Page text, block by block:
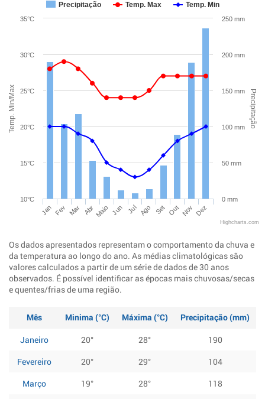
Temp. Min/Max Precipitação
Precipitação Temp. Max Temp. Min
Jan Fev Mar Abr Maio Jun Jul Ago Set Out Nov Dez
10°C
15°C
20°C
25°C
30°C
35°C
0 mm
50 mm
100 mm
150 mm
200 mm
250 mm
Highcharts.com
Os dados apresentados representam o comportamento da chuva e
da temperatura ao longo do ano. As médias climatológicas são
valores calculados a partir de um série de dados de 30 anos
observados. É possível identificar as épocas mais chuvosas/secas
e quentes/frias de uma região.
Mês Minima (°C) Máxima (°C)
Precipitação (mm)
Janeiro
20° 28°
190
Fevereiro
20° 29°
104
Março
19° 28°
118